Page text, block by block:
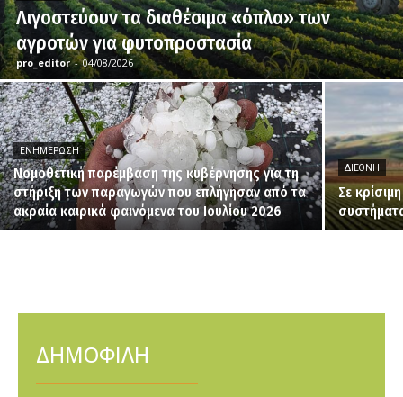
Λιγοστεύουν τα διαθέσιμα «όπλα» των
αγροτών για φυτοπροστασία
pro_editor - 04/08/2026
ΕΝΗΜΈΡΩΣΗ
Νομοθετική παρέμβαση της κυβέρνησης για τη
στήριξη των παραγωγών που επλήγησαν από τα
ακραία καιρικά φαινόμενα του Ιουλίου 2026
ΔΙΕΘΝΉ
Σε
ΔΗΜΟΦΙΛΗ